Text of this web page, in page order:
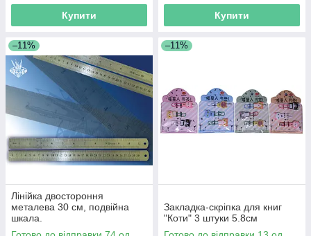
Купити Купити
–11%
Лінійка двостороння
металева 30 см, подвійна
шкала.
–11%
Закладка-скріпка для книг
"Коти" 3 штуки 5.8см